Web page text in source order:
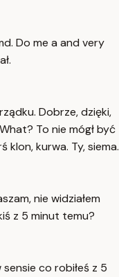
Do me a and very
Dobrze, dzięki,
To nie mógł być
klon, kurwa. Ty, siema.
nie widziałem
z 5 minut temu?
co robiłeś z 5